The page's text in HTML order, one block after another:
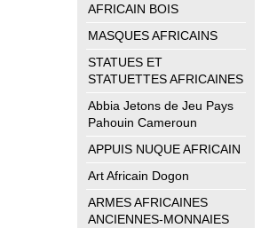
AFRICAIN BOIS
MASQUES AFRICAINS
STATUES ET
STATUETTES AFRICAINES
Abbia Jetons de Jeu Pays
Pahouin Cameroun
APPUIS NUQUE AFRICAIN
Art Africain Dogon
ARMES AFRICAINES
ANCIENNES-MONNAIES